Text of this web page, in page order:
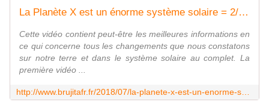
La Planète X est un énorme système solaire = 2/2 - MOINS de BIENS PLUS de LIENS
Cette vidéo contient peut-être les meilleures informations en
ce qui concerne tous les changements que nous constatons
sur notre terre et dans le système solaire au complet. La
première vidéo ...